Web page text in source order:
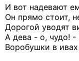
И вот надевают
Он прямо стоит,
Дорогой уводят
А дева - о, чудо! -
Воробушки в